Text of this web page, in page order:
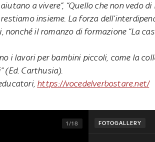
a vivere”, “Quello che non vedo di
insieme. La forza
il romanzo di formazione “La
i lavori per bambini piccoli, come la
(Ed. Carthusia).
https://vocedelverbostare.net/
FOTOGALLERY
1/18